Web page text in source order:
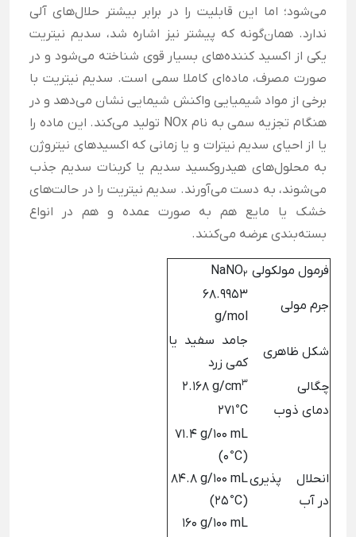
می‌شود؛ اما این قابلیت را در برابر بیشتر حلال‌های آلی
ندارد. همان‌گونه که پیشتر نیز اشاره شد، سدیم نیتریت
یکی از اکسید کننده‌های بسیار قوی شناخته می‌شود و در
صورت مصرف، ماده‌ای کاملا سمی است. سدیم نیتریت با
برخی از مواد شیمیایی واکنش شیمایی نشان می‌دهد و در
هنگام تجزیه سمی به نام NOx تولید می‌کند. این ماده را
یا از احیای سدیم نیترات و یا زمانی که اکسیدهای نیتروژن
به محلول‌های هیدروکسید سدیم یا کربنات سدیم جذب
می‌شوند، به دست می‌آورند. سدیم نیتریت را در حالت‌های
خشک یا مایع هم به صورت عمده و هم در انواع
بسته‌بندی عرضه می‌کنند.
فرمول مولکولی NaNO2
جرم مولی
68.9953
g/mol
شکل ظاهری
جامد سفید یا
کمی زرد
چگالی
2.168 g/cm3
دمای ذوب 271 °C
انحلال پذیری
در آب
71.4 g/100 mL
(0 °C)
84.8 g/100 mL
(25 °C)
160 g/100 mL